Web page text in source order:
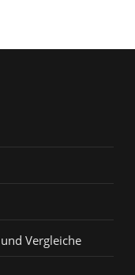
Vergleiche